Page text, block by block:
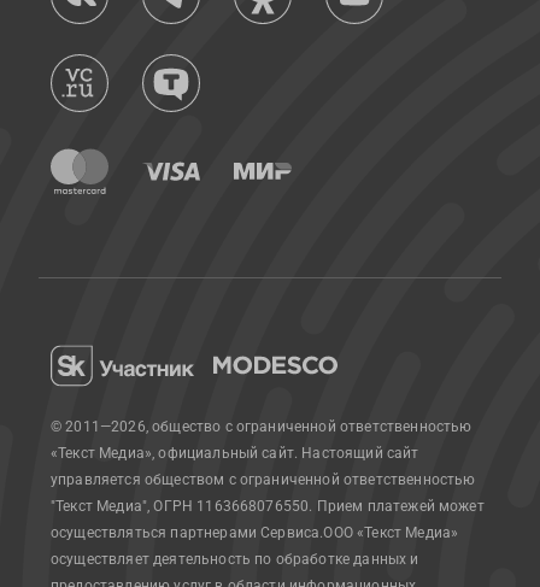
© 2011—2026, общество с ограниченной ответственностью
«Текст Медиа», официальный сайт. Настоящий сайт
управляется обществом с ограниченной ответственностью
"Текст Медиа", ОГРН 1163668076550. Прием платежей может
осуществляться партнерами Сервиса.ООО «Текст Медиа»
осуществляет деятельность по обработке данных и